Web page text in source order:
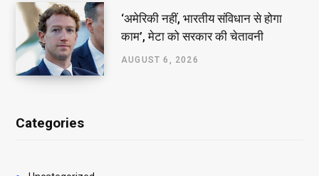
‘अमेरिकी नहीं, भारतीय संविधान से होगा
काम’, मेटा को सरकार की चेतावनी
AUGUST 6, 2026
Categories